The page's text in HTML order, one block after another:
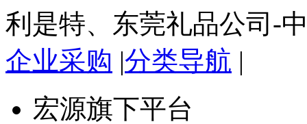
利是特、东莞礼品公司-
企业采购 |分类导航 |
宏源旗下平台